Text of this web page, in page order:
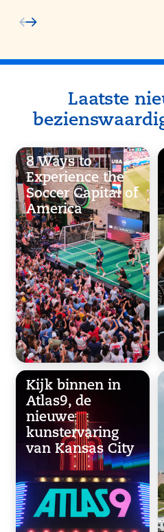
Laatste
8 Ways to
Experience the
Soccer Capital of
America
Kijk binnen in
Atlas9, de
nieuwe
kunstervaring
van Kansas City